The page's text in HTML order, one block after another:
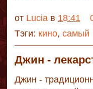
от Lucia в 18:41
Тэги: кино, самый
Джин -
Джин -